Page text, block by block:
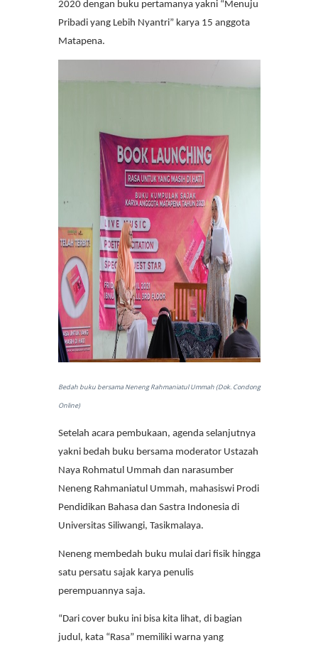
2020 dengan buku pertamanya yakni “Menuju
Pribadi yang Lebih Nyantri” karya 15 anggota
Matapena.
Bedah buku bersama Neneng Rahmaniatul Ummah (Dok. Condong
Online)
Setelah acara pembukaan, agenda selanjutnya
yakni bedah buku bersama moderator Ustazah
Naya Rohmatul Ummah dan narasumber
Neneng Rahmaniatul Ummah, mahasiswi Prodi
Pendidikan Bahasa dan Sastra Indonesia di
Universitas Siliwangi, Tasikmalaya.
Neneng membedah buku mulai dari fisik hingga
satu persatu sajak karya penulis
perempuannya saja.
“Dari cover buku ini bisa kita lihat, di bagian
judul, kata “Rasa” memiliki warna yang